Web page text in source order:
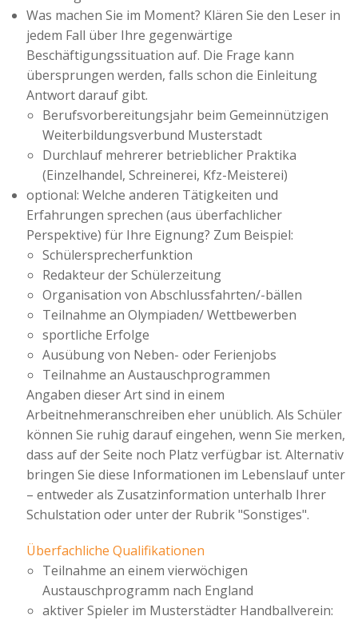
Was machen Sie im Moment? Klären Sie den Leser in
jedem Fall über Ihre gegenwärtige
Beschäftigungssituation auf. Die Frage kann
übersprungen werden, falls schon die Einleitung
Antwort darauf gibt.
Berufsvorbereitungsjahr beim Gemeinnützigen
Weiterbildungsverbund Musterstadt
Durchlauf mehrerer betrieblicher Praktika
(Einzelhandel, Schreinerei, Kfz-Meisterei)
optional: Welche anderen Tätigkeiten und
Erfahrungen sprechen (aus überfachlicher
Perspektive) für Ihre Eignung? Zum Beispiel:
Schülersprecherfunktion
Redakteur der Schülerzeitung
Organisation von Abschlussfahrten/-bällen
Teilnahme an Olympiaden/ Wettbewerben
sportliche Erfolge
Ausübung von Neben- oder Ferienjobs
Teilnahme an Austauschprogrammen
Angaben dieser Art sind in einem
Arbeitnehmeranschreiben eher unüblich. Als Schüler
können Sie ruhig darauf eingehen, wenn Sie merken,
dass auf der Seite noch Platz verfügbar ist. Alternativ
bringen Sie diese Informationen im Lebenslauf unter
– entweder als Zusatzinformation unterhalb Ihrer
Schulstation oder unter der Rubrik "Sonstiges".
Überfachliche Qualifikationen
Teilnahme an einem vierwöchigen
Austauschprogramm nach England
aktiver Spieler im Musterstädter Handballverein: